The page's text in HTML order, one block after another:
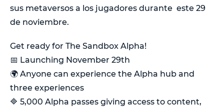
sus metaversos a los jugadores durante este 29
de noviembre.
Get ready for The Sandbox Alpha!
📅 Launching November 29th
🌍 Anyone can experience the Alpha hub and
three experiences
🔷 5,000 Alpha passes giving access to content,